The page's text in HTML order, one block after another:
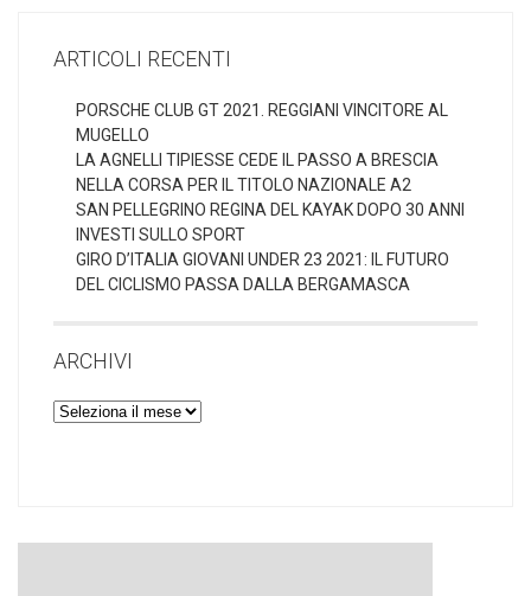
ARTICOLI RECENTI
PORSCHE CLUB GT 2021. REGGIANI VINCITORE AL
MUGELLO
LA AGNELLI TIPIESSE CEDE IL PASSO A BRESCIA
NELLA CORSA PER IL TITOLO NAZIONALE A2
SAN PELLEGRINO REGINA DEL KAYAK DOPO 30 ANNI
INVESTI SULLO SPORT
GIRO D’ITALIA GIOVANI UNDER 23 2021: IL FUTURO
DEL CICLISMO PASSA DALLA BERGAMASCA
ARCHIVI
Archivi